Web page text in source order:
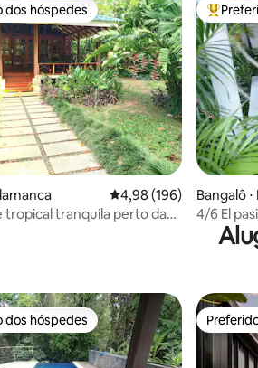
preferidos dos hóspedes
dos hóspedes
4,98 de uma avaliação
4,98 (196)
tropical tranquila perto da
Entre
Bangalô
4/6 El
privée
preferidos dos hóspedes
dos hóspedes